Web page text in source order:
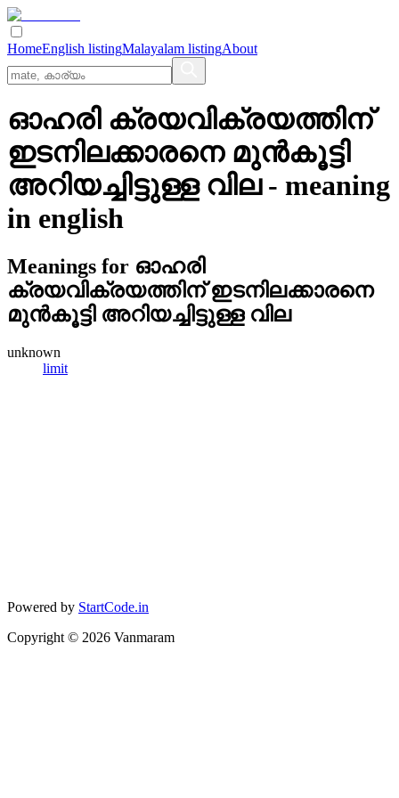
HomeEnglish listingMalayalam listingAbout
ഓഹരി ക്രയവിക്രയത്തിന്‌
ഇടനിലക്കാരനെ മുന്‍കൂട്ടി
അറിയച്ചിട്ടുള്ള വില- meaning
in english
Meanings for ഓഹരി
ക്രയവിക്രയത്തിന്‌ ഇടനിലക്കാരനെ
മുന്‍കൂട്ടി അറിയച്ചിട്ടുള്ള വില
unknown
limit
Powered by StartCode.in
Copyright © 2026 Vanmaram